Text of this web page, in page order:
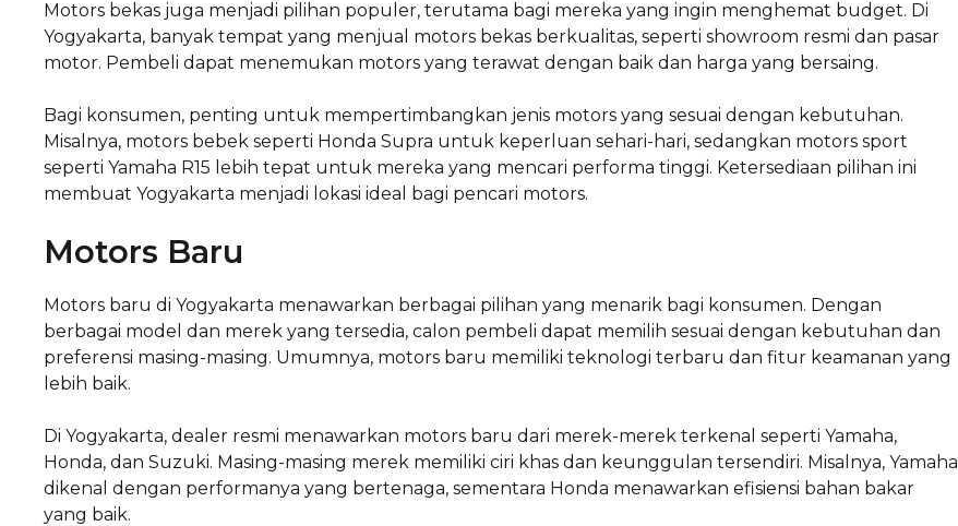
Motors bekas juga menjadi pilihan populer, terutama bagi mereka yang ingin menghemat budget. Di
Yogyakarta, banyak tempat yang menjual motors bekas berkualitas, seperti showroom resmi dan pasar
motor. Pembeli dapat menemukan motors yang terawat dengan baik dan harga yang bersaing.
Bagi konsumen, penting untuk mempertimbangkan jenis motors yang sesuai dengan kebutuhan.
Misalnya, motors bebek seperti Honda Supra untuk keperluan sehari-hari, sedangkan motors sport
seperti Yamaha R15 lebih tepat untuk mereka yang mencari performa tinggi. Ketersediaan pilihan ini
membuat Yogyakarta menjadi lokasi ideal bagi pencari motors.
Motors Baru
Motors baru di Yogyakarta menawarkan berbagai pilihan yang menarik bagi konsumen. Dengan
berbagai model dan merek yang tersedia, calon pembeli dapat memilih sesuai dengan kebutuhan dan
preferensi masing-masing. Umumnya, motors baru memiliki teknologi terbaru dan fitur keamanan yang
lebih baik.
Di Yogyakarta, dealer resmi menawarkan motors baru dari merek-merek terkenal seperti Yamaha,
Honda, dan Suzuki. Masing-masing merek memiliki ciri khas dan keunggulan tersendiri. Misalnya, Yamaha
dikenal dengan performanya yang bertenaga, sementara Honda menawarkan efisiensi bahan bakar
yang baik.